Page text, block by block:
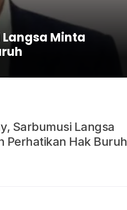
Minta
Sarbumusi Langsa
Perhatikan Hak Buruh